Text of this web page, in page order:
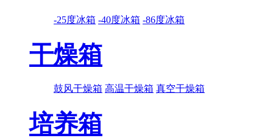
-25度冰箱 -40度冰箱 -86度冰箱
干燥箱
鼓风干燥箱 高温干燥箱 真空干燥箱
培养箱